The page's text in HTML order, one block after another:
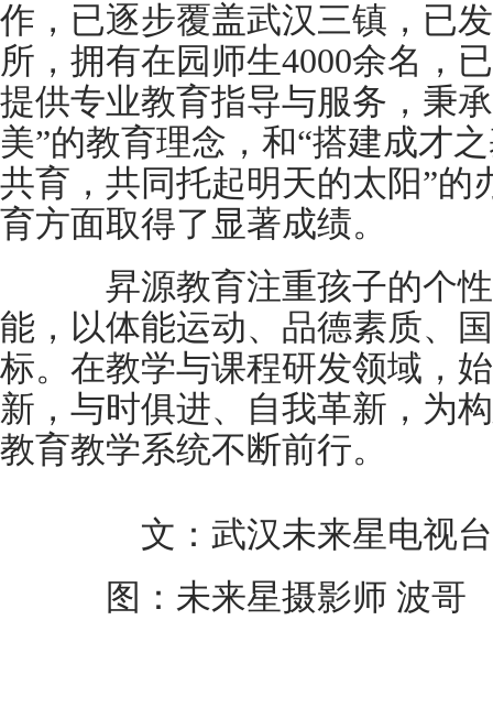
作，已逐步覆盖武汉三镇，已
所，拥有在园师生4000余名，
提供专业教育指导与服务，秉
美”的教育理念，和“搭建成才
共育，共同托起明天的太阳”的
育方面取得了显著成绩。
昇源教育注重孩子的个性
能，以体能运动、品德素质、
标。在教学与课程研发领域，
新，与时俱进、自我革新，为
教育教学系统不断前行。
文：武汉未来星电视
图：未来星摄影师 波哥